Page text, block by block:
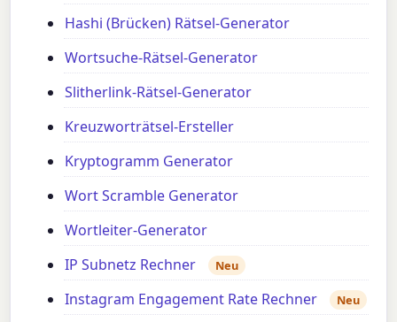
Hashi (Brücken) Rätsel-Generator
Wortsuche-Rätsel-Generator
Slitherlink-Rätsel-Generator
Kreuzworträtsel-Ersteller
Kryptogramm Generator
Wort Scramble Generator
Wortleiter-Generator
IP Subnetz Rechner
Neu
Instagram Engagement Rate Rechner Neu